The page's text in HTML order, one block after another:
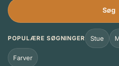
Søg
POPULÆRE SØGNINGER Stue
Farver